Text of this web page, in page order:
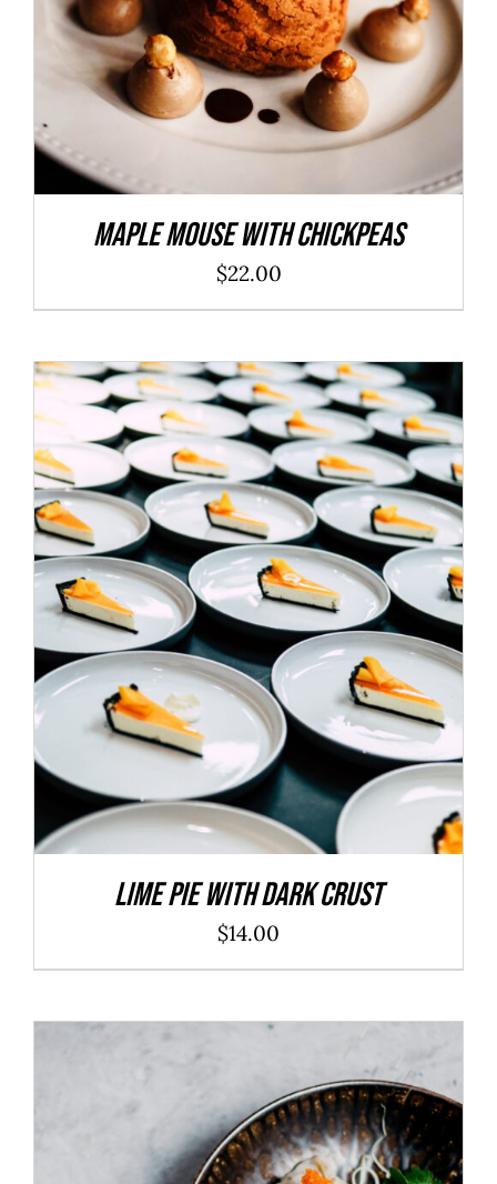
Maple Mouse With Chickpeas
$22.00
ADD TO CART DÉTAILS
Lime Pie With Dark Crust
$14.00